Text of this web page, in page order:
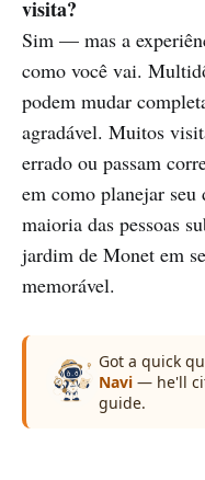
visita?
Sim — mas a
como você vai.
podem mudar
agradável. Muitos
errado ou passam
em como planejar seu
maioria das pessoas
jardim de Monet em
memorável.
Got a quick
Navi — he'll
guide.